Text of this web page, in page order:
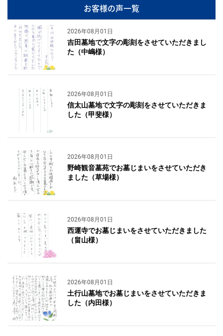
お客様の声一覧
2026年08月01日
吉田墓地で文字の彫刻をさせていただきまし
た（中嶋様）
2026年08月01日
信太山墓地で文字の彫刻をさせていただきま
した（甲斐様）
2026年08月01日
野崎観音墓苑でお墓じまいをさせていただき
ました（草場様）
2026年08月01日
西運寺でお墓じまいをさせていただきました
（畠山様）
2026年08月01日
土行山墓地でお墓じまいをさせていただきま
した（内田様）